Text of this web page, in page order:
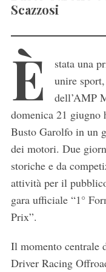
Scazzosi
È
stata una
unire
dell’AMP
domenica 21 giugno
Busto Garolfo in un
dei motori. Due
storiche e da
attività per il
gara ufficiale “1°
Prix”.
Il momento centrale
Driver Racing